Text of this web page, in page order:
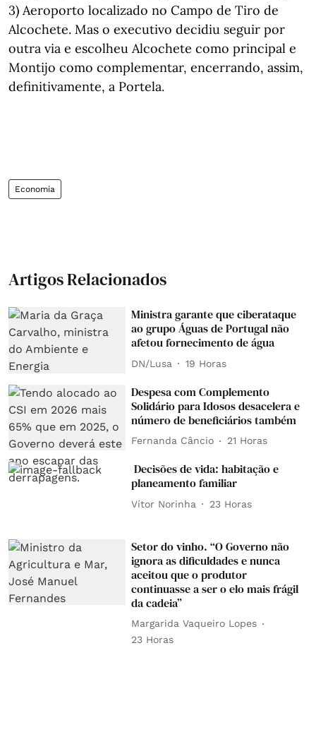
3) Aeroporto localizado no Campo de Tiro de
Alcochete. Mas o executivo decidiu seguir por
outra via e escolheu Alcochete como principal e
Montijo como complementar, encerrando, assim,
definitivamente, a Portela.
Economia
Artigos Relacionados
Ministra garante que ciberataque
ao grupo Águas de Portugal não
afetou fornecimento de água
DN/Lusa 19 Horas
Despesa com Complemento
Solidário para Idosos desacelera e
número de beneficiários também
Fernanda Câncio 21 Horas
Decisões de vida: habitação e
planeamento familiar
Vítor Norinha 23 Horas
Setor do vinho. “O Governo não
ignora as dificuldades e nunca
aceitou que o produtor
continuasse a ser o elo mais frágil
da cadeia”
Margarida Vaqueiro Lopes
23 Horas